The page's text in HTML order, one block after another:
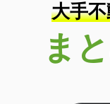
大手
ま